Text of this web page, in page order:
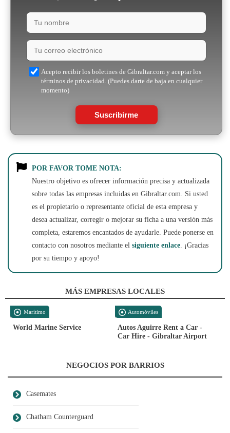
Acepto recibir los boletines de Gibraltar.com y aceptar los
términos de privacidad. (Puedes darte de baja en cualquier
momento)
Suscribirme
POR FAVOR TOME NOTA:
Nuestro objetivo es ofrecer información precisa y actualizada
sobre todas las empresas incluidas en Gibraltar.com. Si usted
es el propietario o representante oficial de esta empresa y
desea actualizar, corregir o mejorar su ficha a una versión más
completa, estaremos encantados de ayudarle. Puede ponerse en
contacto con nosotros mediante el siguiente enlace. ¡Gracias
por su tiempo y apoyo!
MÁS EMPRESAS LOCALES
Marítimo
World Marine Service
Automóviles
Autos Aguirre Rent a Car -
Car Hire - Gibraltar Airport
NEGOCIOS POR BARRIOS
Casemates
Chatham Counterguard